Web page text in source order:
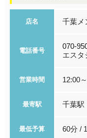
店名 千葉メ
電話番号
070-
エスタ
営業時間 12:00
最寄駅 千葉駅
最低予算 60分 /